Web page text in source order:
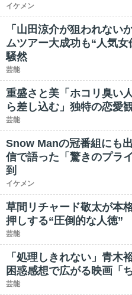
イケメン
「山田涼介が狙われな
ムツアー大成功も“人気
騒然
芸能
重盛さと美「ホコリ臭い
ら差し込む」独特の恋愛
芸能
Snow Manの冠番組にも
信で語った「驚きのプラ
到
イケメン
草間リチャード敬太が本
押しする“圧倒的な人徳”
芸能
「処理しきれない」青
困惑感想で広がる映画「
芸能